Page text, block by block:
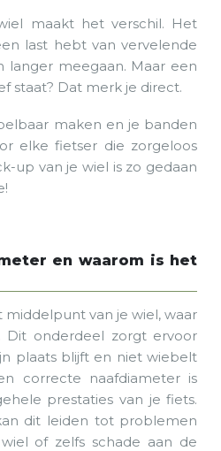
maakt het verschil. Het
last hebt van vervelende
langer meegaan. Maar een
staat? Dat merk je direct.
maken en je banden
elke fietser die zorgeloos
up van je wiel is zo gedaan
en waarom is het
middelpunt van je wiel, waar
Dit onderdeel zorgt ervoor
plaats blijft en niet wiebelt
correcte naafdiameter is
prestaties van je fiets.
dit leiden tot problemen
of zelfs schade aan de